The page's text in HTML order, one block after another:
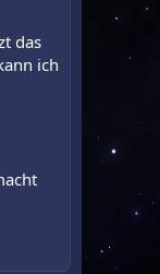
das
ich